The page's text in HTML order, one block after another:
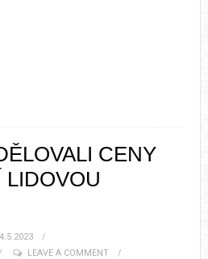
CENY
4.5.2023
LEAVE A COMMENT